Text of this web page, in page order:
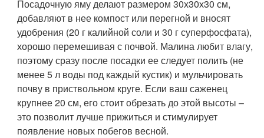
Посадочную яму делают размером 30х30х30 см,
добавляют в нее компост или перегной и вносят
удобрения (20 г калийной соли и 30 г суперфосфата),
хорошо перемешивая с почвой. Малина любит влагу,
поэтому сразу после посадки ее следует полить (не
менее 5 л воды под каждый кустик) и мульчировать
почву в приствольном круге. Если ваш саженец
крупнее 20 см, его стоит обрезать до этой высоты –
это позволит лучше прижиться и стимулирует
появление новых побегов весной.